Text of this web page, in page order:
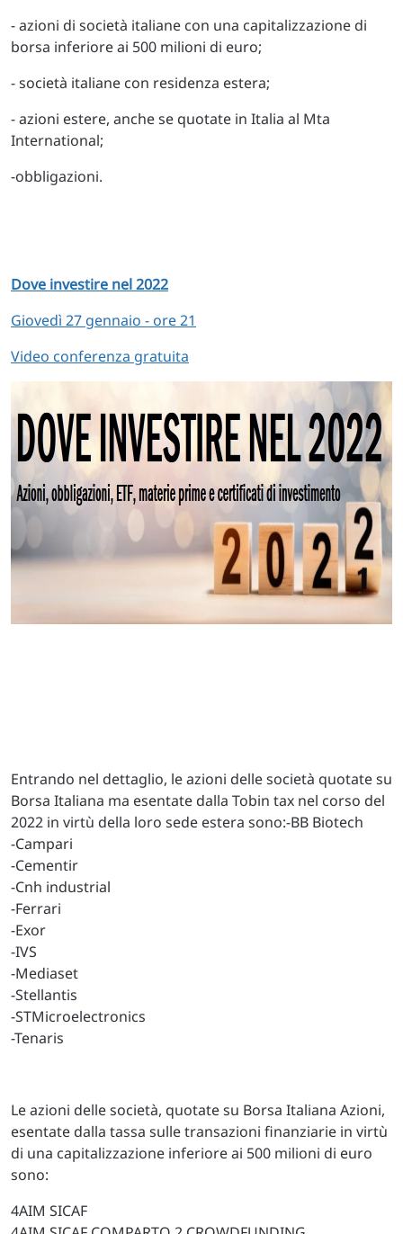
- azioni di società italiane con una capitalizzazione di
borsa inferiore ai 500 milioni di euro;
- società italiane con residenza estera;
- azioni estere, anche se quotate in Italia al Mta
International;
-obbligazioni.
Dove investire nel 2022
Giovedì 27 gennaio - ore 21
Video conferenza gratuita
Entrando nel dettaglio, le azioni delle società quotate su
Borsa Italiana ma esentate dalla Tobin tax nel corso del
2022 in virtù della loro sede estera sono:-BB Biotech
-Campari
-Cementir
-Cnh industrial
-Ferrari
-Exor
-IVS
-Mediaset
-Stellantis
-STMicroelectronics
-Tenaris
Le azioni delle società, quotate su Borsa Italiana Azioni,
esentate dalla tassa sulle transazioni finanziarie in virtù
di una capitalizzazione inferiore ai 500 milioni di euro
sono:
4AIM SICAF